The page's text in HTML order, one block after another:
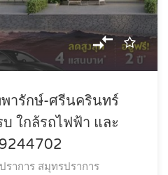
ารักษ์-ศรีนครินทร์
ใกล้รถไฟฟ้า และ
ราการ สมุทรปราการ